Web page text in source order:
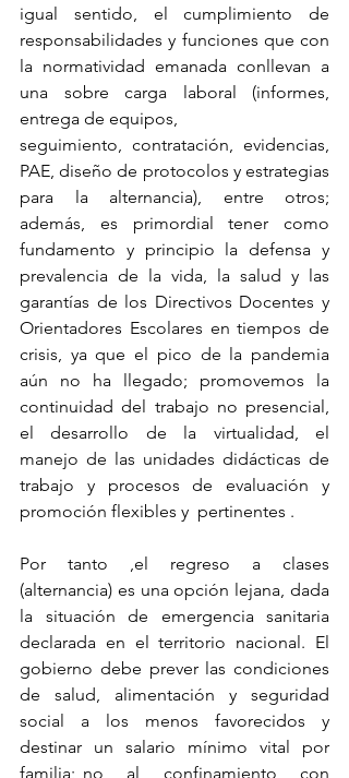
igual sentido, el cumplimiento de
responsabilidades y funciones que con
la normatividad emanada conllevan a
una sobre carga laboral (informes,
entrega de equipos,
seguimiento, contratación, evidencias,
PAE, diseño de protocolos y estrategias
para la alternancia), entre otros;
además, es primordial tener como
fundamento y principio la defensa y
prevalencia de la vida, la salud y las
garantías de los Directivos Docentes y
Orientadores Escolares en tiempos de
crisis, ya que el pico de la pandemia
aún no ha llegado; promovemos la
continuidad del trabajo no presencial,
el desarrollo de la virtualidad, el
manejo de las unidades didácticas de
trabajo y procesos de evaluación y
promoción flexibles y  pertinentes .
Por tanto ,el regreso a clases
(alternancia) es una opción lejana, dada
la situación de emergencia sanitaria
declarada en el territorio nacional. El
gobierno debe prever las condiciones
de salud, alimentación y seguridad
social a los menos favorecidos y
destinar un salario mínimo vital por
familia; no   al   confinamiento   con